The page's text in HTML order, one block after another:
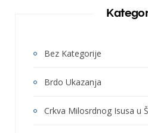
Bez Kategorije
Brdo Ukazanja
Crkva Milosrdnog Isusa u